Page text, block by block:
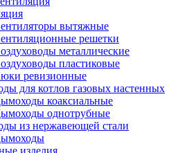
вытяжные
решетки
металлические
пластиковые
ревизионные
для котлов газовых настенных
коаксиальные
однотрубные
из нержавеющей стали
изделия